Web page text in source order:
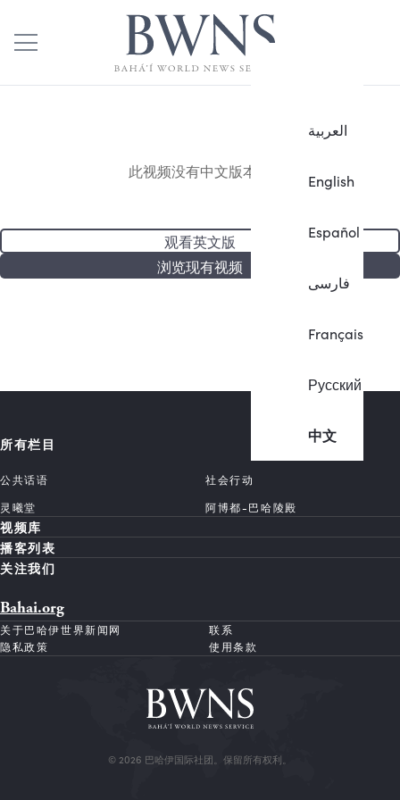
العربية
English
Español
فارسی
Français
Русский
中文
此视频没有中文版本。
观看英文版
浏览现有视频
所有栏目
公共话语
社会行动
灵曦堂
阿博都-巴哈陵殿
视频库
播客列表
关注我们
Bahai.org
关于巴哈伊世界新闻网
联系
隐私政策
使用条款
© 2026 巴哈伊国际社团。保留所有权利。